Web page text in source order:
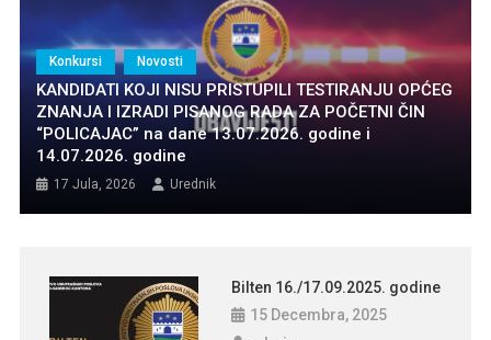
Konkursi Novosti
KANDIDATI KOJI NISU PRISTUPILI TESTIRANJU OPĆEG
ZNANJA I IZRADI PISANOG RADA ZA POČETNI ČIN
“POLICAJAC” na dane 13.07.2026. godine i
14.07.2026. godine
17 Jula, 2026 Urednik
Bilten 16./17.09.2025. godine
15 Decembra, 2025